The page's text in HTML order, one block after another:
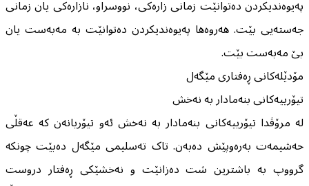
پەیوەندیکردن دەتوانێت زمانی زارەکی، نووسراو، نازارەکی یان زمانی
جەستەیی بێت. هەروەها پەیوەندیکردن دەتوانێت بە مەبەست یان
بێ مەبەست بێت.
مۆدێلەکانی ڕەفتاری مێگەل
تیۆرییەکانی بنەمادار بە نەخش
لە مرۆڤدا تیۆرییەکانی بنەمادار بە نەخش ئەو تیۆریانەن کە عەقڵی
حەشیمەت بەرەوپێش دەبەن. تاک تەسلیمی مێگەل دەبێت چونکە
گرووپ بە باشترین شت دەزانێت و نەخشێکی ڕەفتار دروست